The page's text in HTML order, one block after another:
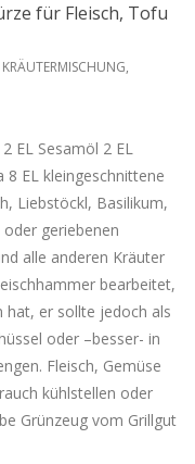
für Fleisch, Tofu
KRÄUTERMISCHUNG,
EL Sesamöl 2 EL
EL kleingeschnittene
Liebstöckl, Basilikum,
geriebenen
alle anderen Kräuter
bearbeitet,
hat, er sollte jedoch als
oder –besser- in
Fleisch, Gemüse
kühlstellen oder
Grünzeug vom Grillgut